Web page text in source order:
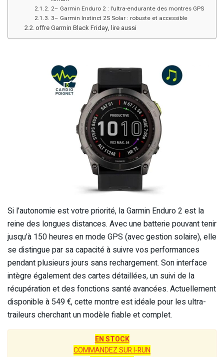
2– Garmin Enduro 2 : l’ultra-endurante des montres GPS
3– Garmin Instinct 2S Solar : robuste et accessible
offre Garmin Black Friday, lire aussi
Si l’autonomie est votre priorité, la Garmin Enduro 2 est la
reine des longues distances. Avec une batterie pouvant tenir
jusqu’à 150 heures en mode GPS (avec gestion solaire), elle
se distingue par sa capacité à suivre vos performances
pendant plusieurs jours sans rechargement. Son interface
intègre également des cartes détaillées, un suivi de la
récupération et des fonctions santé avancées. Actuellement
disponible à 549 €, cette montre est idéale pour les ultra-
traileurs cherchant un modèle fiable et complet.
EN STOCK
COMMANDEZ SUR I-RUN